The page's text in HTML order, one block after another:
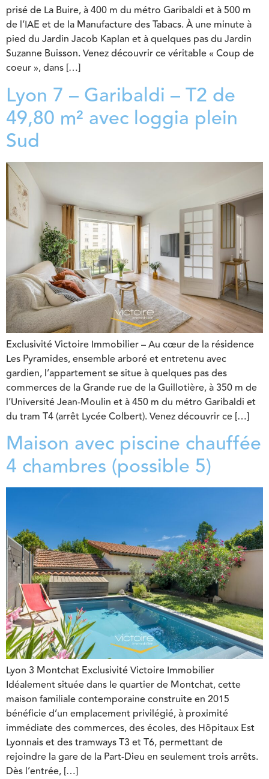
prisé de La Buire, à 400 m du métro Garibaldi et à 500 m
de l’IAE et de la Manufacture des Tabacs. À une minute à
pied du Jardin Jacob Kaplan et à quelques pas du Jardin
Suzanne Buisson. Venez découvrir ce véritable « Coup de
coeur », dans […]
Lyon 7 – Garibaldi – T2 de
49,80 m² avec loggia plein
Sud
Exclusivité Victoire Immobilier – Au cœur de la résidence
Les Pyramides, ensemble arboré et entretenu avec
gardien, l’appartement se situe à quelques pas des
commerces de la Grande rue de la Guillotière, à 350 m de
l’Université Jean-Moulin et à 450 m du métro Garibaldi et
du tram T4 (arrêt Lycée Colbert). Venez découvrir ce […]
Maison avec piscine chauffée
4 chambres (possible 5)
Lyon 3 Montchat Exclusivité Victoire Immobilier
Idéalement située dans le quartier de Montchat, cette
maison familiale contemporaine construite en 2015
bénéficie d’un emplacement privilégié, à proximité
immédiate des commerces, des écoles, des Hôpitaux Est
Lyonnais et des tramways T3 et T6, permettant de
rejoindre la gare de la Part-Dieu en seulement trois arrêts.
Dès l’entrée, […]